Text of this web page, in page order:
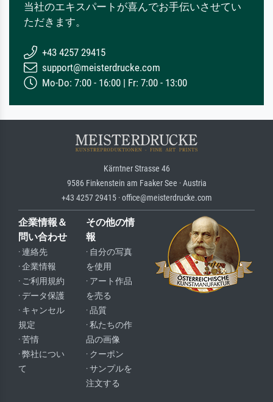
当社のエキスパートが喜んでお手伝いさせてい
ただきます。
+43 4257 29415
support@meisterdrucke.com
Mo-Do: 7:00 - 16:00 | Fr: 7:00 - 13:00
Kärntner Strasse 46
9586 Finkenstein am Faaker See · Austria
+43 4257 29415 · office@meisterdrucke.com
企業情報＆
問い合わせ
· 連絡先
· 企業情報
· ご利用規約
· データ保護
· キャンセル
規定
· 苦情
· 弊社につい
て
その他の情
報
· 自分の写真
を使用
· アート作品
を売る
· 品質
· 私たちの作
品の画像
· クーポン
· サンプルを
注文する